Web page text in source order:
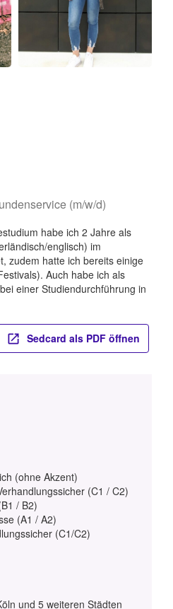
(m/w/d)
habe ich 2 Jahre als
englisch) im
zudem hatte ich bereits einige
Auch habe ich als
einer Studiendurchführung in
Sedcard als PDF öffnen
(ohne Akzent)
(C1 / C2)
/ B2)
(A1 / A2)
(C1/C2)
und 5 weiteren Städten